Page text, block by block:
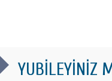
YUBİLEYİNİZ